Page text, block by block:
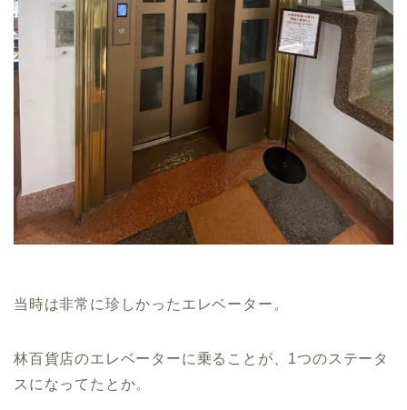
当時は非常に珍しかったエレベーター。
林百貨店のエレベーターに乗ることが、1つのステータ
スになってたとか。